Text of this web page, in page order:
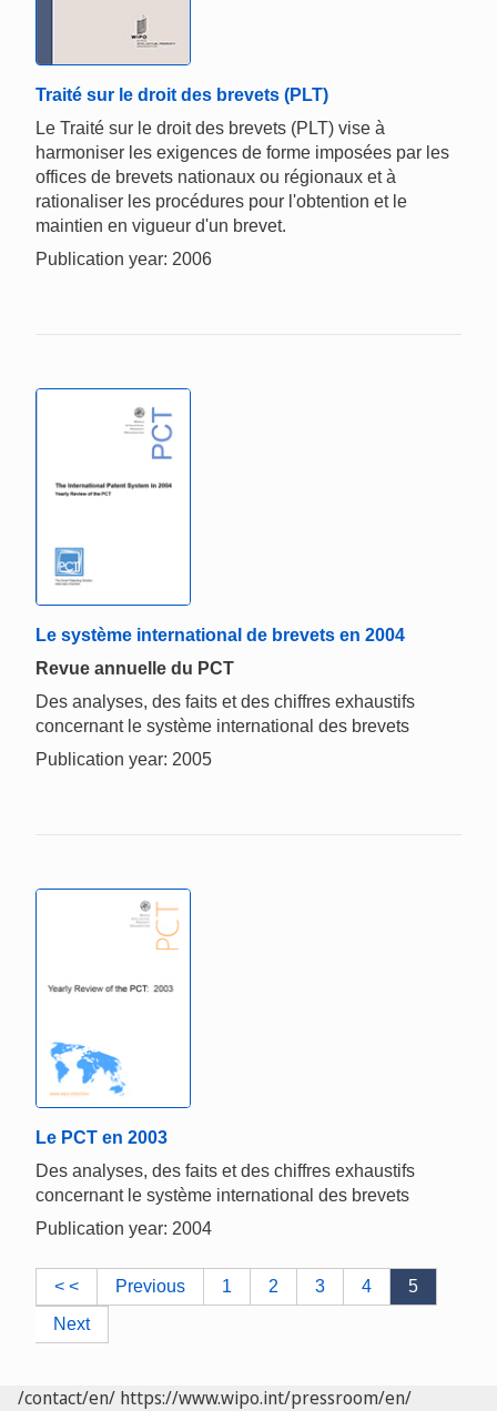
Traité sur le droit des brevets (PLT)
Le Traité sur le droit des brevets (PLT) vise à
harmoniser les exigences de forme imposées par les
offices de brevets nationaux ou régionaux et à
rationaliser les procédures pour l'obtention et le
maintien en vigueur d'un brevet.
Publication year: 2006
Le système international de brevets en 2004
Revue annuelle du PCT
Des analyses, des faits et des chiffres exhaustifs
concernant le système international des brevets
Publication year: 2005
Le PCT en 2003
Des analyses, des faits et des chiffres exhaustifs
concernant le système international des brevets
Publication year: 2004
< < Previous 1 2 3 4
5
Next
/contact/en/ https://www.wipo.int/pressroom/en/